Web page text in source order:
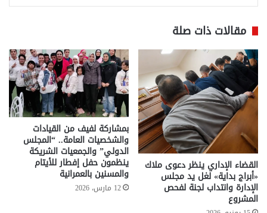
مقالات ذات صلة
القضاء الإداري ينظر دعوى ملاك
«أبراج بداية» لغل يد مجلس
الإدارة وانتداب لجنة لفحص
المشروع
بمشاركة لفيف من القيادات
والشخصيات العامة.. “المجلس
الدولي” والجمعيات الشريكة
ينظمون حفل إفطار للأيتام
والمسنين بالعمرانية
12 مارس، 2026